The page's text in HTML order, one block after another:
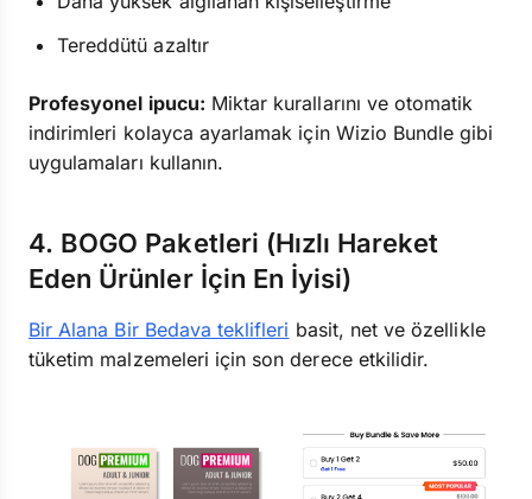
Tereddütü azaltır
Profesyonel ipucu: Miktar kurallarını ve otomatik
indirimleri kolayca ayarlamak için Wizio Bundle gibi
uygulamaları kullanın.
4. BOGO Paketleri (Hızlı Hareket
Eden Ürünler İçin En İyisi)
Bir Alana Bir Bedava teklifleri basit, net ve özellikle
tüketim malzemeleri için son derece etkilidir.